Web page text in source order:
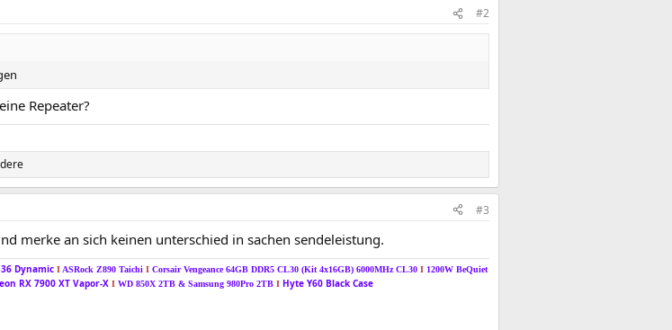
#2
Repeater?
#3
merke an sich keinen unterschied in sachen sendeleistung.
Dynamic I ASRock Z890 Taichi I Corsair Vengeance 64GB DDR5 CL30 (Kit 4x16GB) 6000MHz CL30 I 1200W BeQuiet
RX 7900 XT Vapor-X I WD 850X 2TB & Samsung 980Pro 2TB I Hyte Y60 Black Case